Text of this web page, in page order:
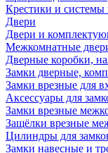
Крестики и системы
Двери
Двери и
Межкомнатные
Дверные коробки,
Замки дверные,
Замки врезные для
Аксессуары для
Замки врезные
Защёлки врезные
Цилиндры для
Замки навесные и